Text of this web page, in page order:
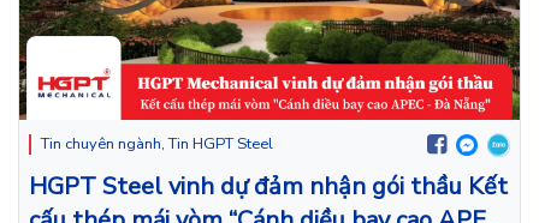
Tin chuyên ngành,Tin HGPT Steel
HGPT Steel vinh dự đảm nhận gói thầu Kết